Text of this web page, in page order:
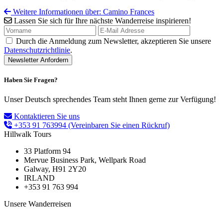
Weitere Informationen über: Camino Frances
Lassen Sie sich für Ihre nächste Wanderreise inspirieren!
Durch die Anmeldung zum Newsletter, akzeptieren Sie unsere
Datenschutzrichtlinie.
Haben Sie Fragen?
Unser Deutsch sprechendes Team steht Ihnen gerne zur Verfügung!
Kontaktieren Sie uns
+353 91 763994 (Vereinbaren Sie einen Rückruf)
Hillwalk Tours
33 Platform 94
Mervue Business Park, Wellpark Road
Galway, H91 2Y20
IRLAND
+353 91 763 994
Unsere Wanderreisen